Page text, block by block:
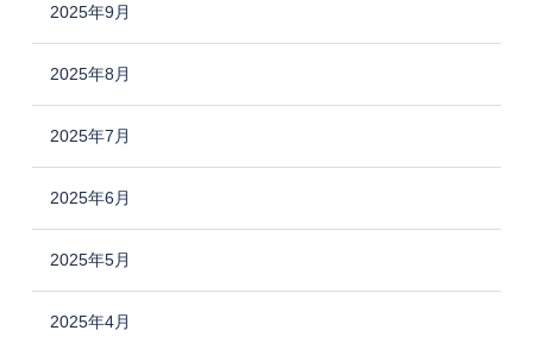
2025年9月
2025年8月
2025年7月
2025年6月
2025年5月
2025年4月